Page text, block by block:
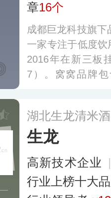
章16个
成都巨龙科技旗
一家专注于低度
2016年在新三板
7）。窝窝品牌
方米，经营产品
持较高的比例。
湖北生龙清米
生龙
高新技术企业
行业上榜十大